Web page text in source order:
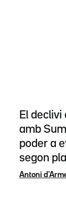
El declivi
amb
poder a
segon pla
Antoni